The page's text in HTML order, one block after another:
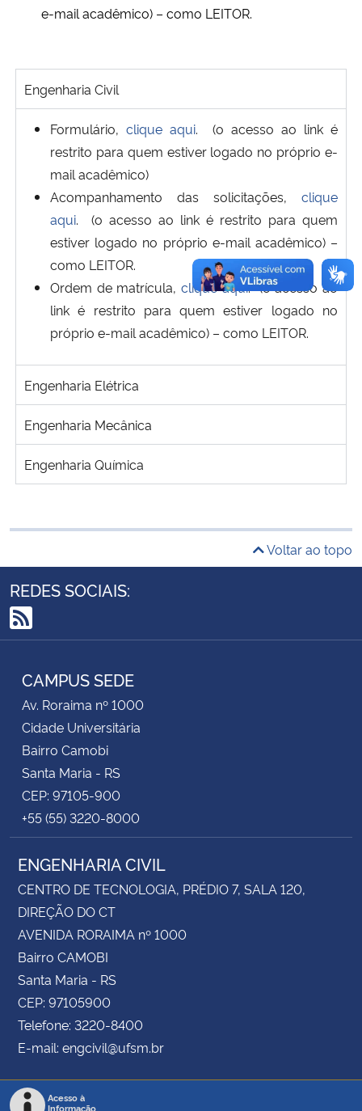
Ministério da Mulher, da Família e dos Direitos Humanos
Gabinete de Segurança Institucional
Advocacia-Geral da União
Banco Central do Brasil
e-mail acadêmico) – como LEITOR.
Engenharia Civil
Formulário, clique aqui. (o acesso ao link é
restrito para quem estiver logado no próprio e-
mail acadêmico)
Acompanhamento das solicitações, clique
aqui. (o acesso ao link é restrito para quem
estiver logado no próprio e-mail acadêmico) –
como LEITOR.
Ordem de matrícula, clique aqui. (o acesso ao
link é restrito para quem estiver logado no
próprio e-mail acadêmico) – como LEITOR.
Engenharia Elétrica
Engenharia Mecânica
Engenharia Química
Voltar ao topo
REDES SOCIAIS:
RSS
CAMPUS SEDE
Av. Roraima nº 1000
Cidade Universitária
Bairro Camobi
Santa Maria - RS
CEP: 97105-900
+55 (55) 3220-8000
ENGENHARIA CIVIL
CENTRO DE TECNOLOGIA, PRÉDIO 7, SALA 120,
DIREÇÃO DO CT
AVENIDA RORAIMA nº 1000
Bairro CAMOBI
Santa Maria - RS
CEP: 97105900
Telefone: 3220-8400
E-mail: engcivil@ufsm.br
Acesso à
Informação